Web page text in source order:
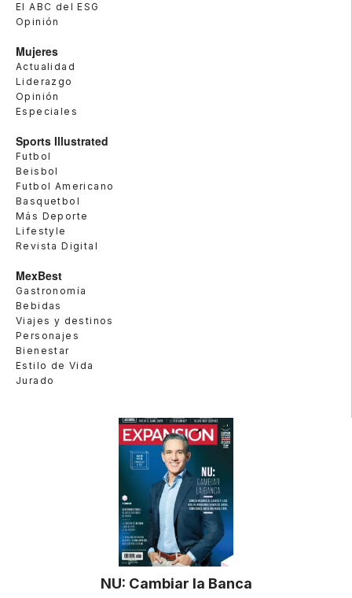
El ABC del ESG
Opinión
Mujeres
Actualidad
Liderazgo
Opinión
Especiales
Sports Illustrated
Futbol
Beisbol
Futbol Americano
Basquetbol
Más Deporte
Lifestyle
Revista Digital
MexBest
Gastronomía
Bebidas
Viajes y destinos
Personajes
Bienestar
Estilo de Vida
Jurado
NU: Cambiar la Banca